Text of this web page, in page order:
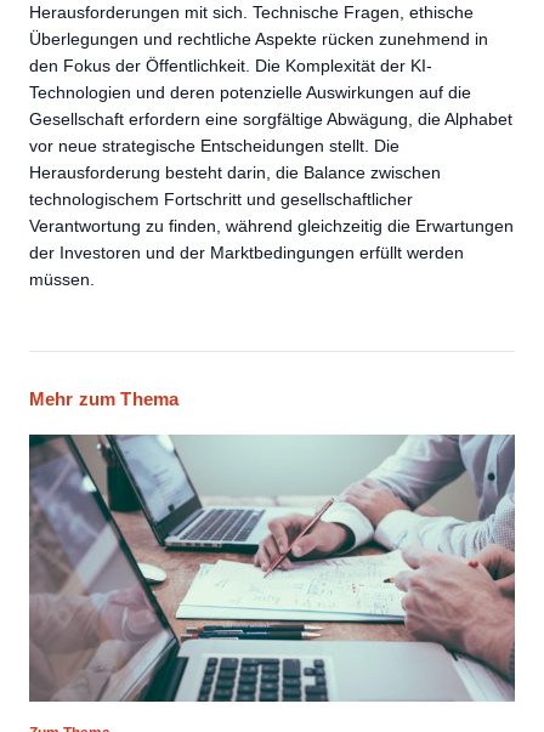
Herausforderungen mit sich. Technische Fragen, ethische
Überlegungen und rechtliche Aspekte rücken zunehmend in
den Fokus der Öffentlichkeit. Die Komplexität der KI-
Technologien und deren potenzielle Auswirkungen auf die
Gesellschaft erfordern eine sorgfältige Abwägung, die Alphabet
vor neue strategische Entscheidungen stellt. Die
Herausforderung besteht darin, die Balance zwischen
technologischem Fortschritt und gesellschaftlicher
Verantwortung zu finden, während gleichzeitig die Erwartungen
der Investoren und der Marktbedingungen erfüllt werden
müssen.
Mehr zum Thema